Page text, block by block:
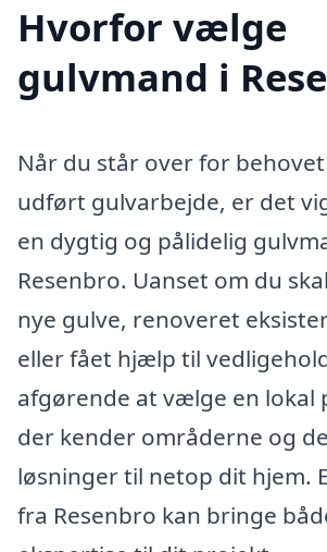
Hvorfor vælge
gulvmand i
Når du står over for
udført gulvarbejde, er det
en dygtig og pålidelig
Resenbro. Uanset om du
nye gulve, renoveret
eller fået hjælp til
afgørende at vælge en lokal
der kender områderne og
løsninger til netop dit hjem.
fra Resenbro kan bringe